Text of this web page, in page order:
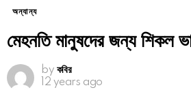
অন্যান্য
মেহনতি মানুষদের জন্য শিকল
by কবির
12 years ago